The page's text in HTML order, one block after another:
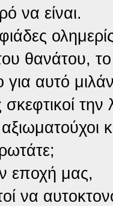
να είναι.
θανάτου,
αυτό
εποχή μας,
να